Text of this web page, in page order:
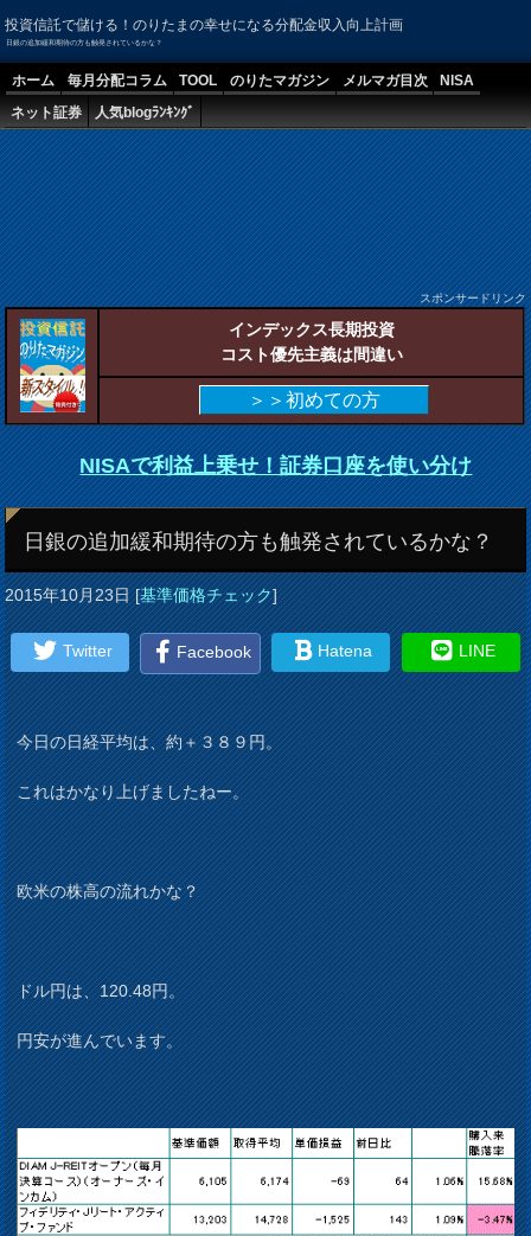
投資信託で儲ける！のりたまの幸せになる分配金収入向上計画
日銀の追加緩和期待の方も触発されているかな？
ホーム 毎月分配コラム TOOL のりたマガジン メルマガ目次
NISA
ネット証券
人気blogﾗﾝｷﾝｸﾞ
スポンサードリンク
インデックス長期投資
コスト優先主義は間違い
＞＞初めての方
NISAで利益上乗せ！証券口座を使い分け
日銀の追加緩和期待の方も触発されているかな？
2015年10月23日[基準価格チェック]
Twitter Facebook Hatena LINE
今日の日経平均は、約＋３８９円。
これはかなり上げましたねー。
欧米の株高の流れかな？
ドル円は、120.48円。
円安が進んでいます。